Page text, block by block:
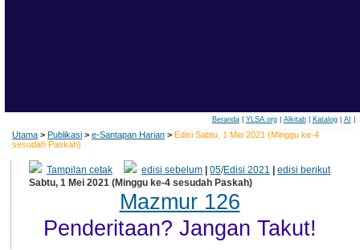
Beranda| YLSA.org| Alkitab| Katalog| AI
Utama > Publikasi > e-Santapan Harian > Edisi Sabtu, 1 Mei 2021 (Minggu ke-4
sesudah Paskah)
Tampilan cetak edisi sebelum |05/Edisi 2021 |edisi berikut
Sabtu, 1 Mei 2021 (Minggu ke-4 sesudah Paskah)
Mazmur 126
Penderitaan? Jangan Takut!